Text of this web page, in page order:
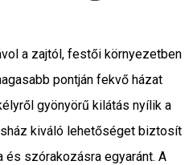
a zajtól, festői környezetben
pontján fekvő házat
gyönyörű kilátás nyílik a
kiváló lehetőséget biztosít
és szórakozásra egyaránt. A